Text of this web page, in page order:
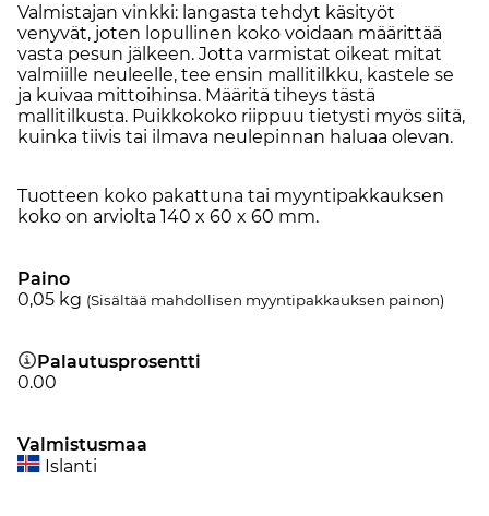
Valmistajan vinkki: langasta tehdyt käsityöt
venyvät, joten lopullinen koko voidaan määrittää
vasta pesun jälkeen. Jotta varmistat oikeat mitat
valmiille neuleelle, tee ensin mallitilkku, kastele se
ja kuivaa mittoihinsa. Määritä tiheys tästä
mallitilkusta. Puikkokoko riippuu tietysti myös siitä,
kuinka tiivis tai ilmava neulepinnan haluaa olevan.
Tuotteen koko pakattuna tai myyntipakkauksen
koko on arviolta 140 x 60 x 60 mm.
Paino
0,05 kg (Sisältää mahdollisen myyntipakkauksen painon)
Palautusprosentti
0.00
Valmistusmaa
Islanti